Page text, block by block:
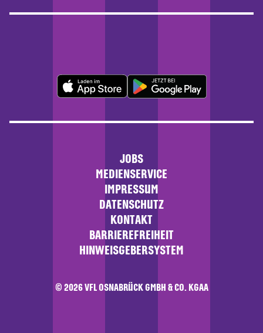
JOBS
MEDIENSERVICE
IMPRESSUM
DATENSCHUTZ
KONTAKT
BARRIEREFREIHEIT
HINWEISGEBERSYSTEM
© 2026 VFL OSNABRÜCK GMBH & CO. KGAA